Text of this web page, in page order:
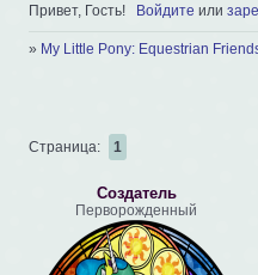
Привет, Гость! Войдите или
» My Little Pony: Equestrian
Страница: 1
Создатель
Перворожденный